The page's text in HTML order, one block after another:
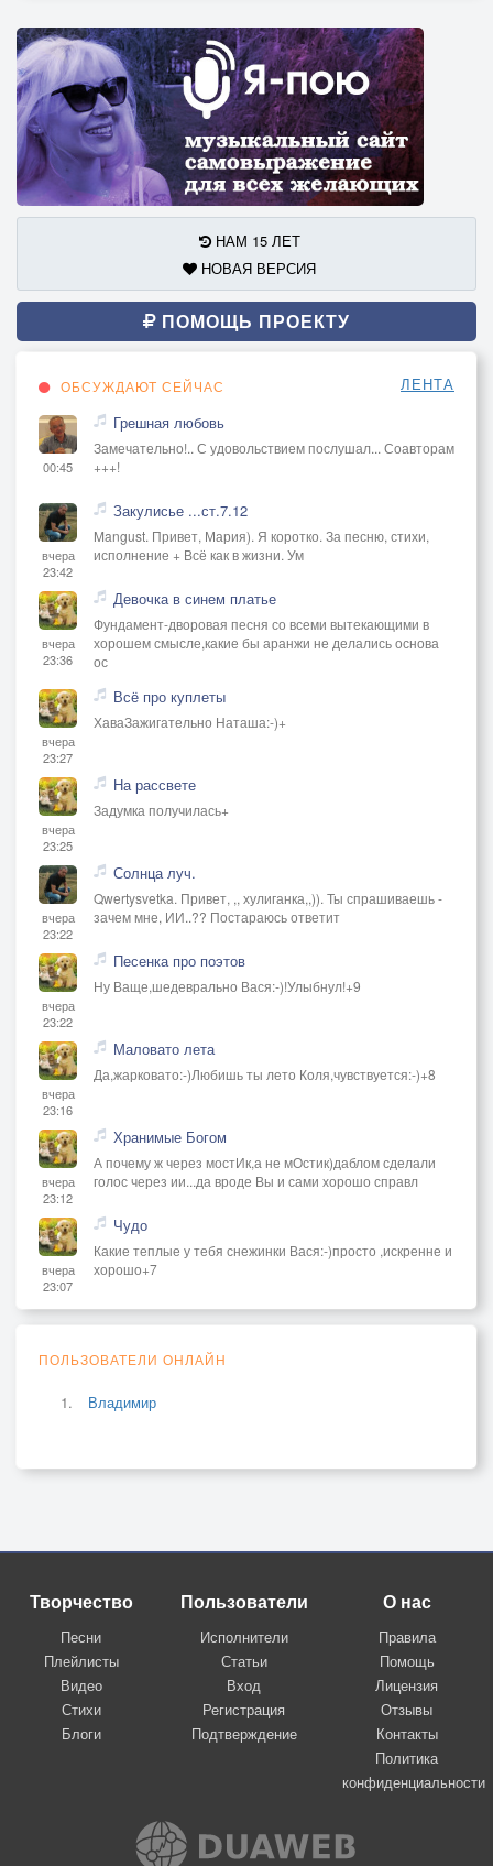
НАМ 15 ЛЕТ
НОВАЯ ВЕРСИЯ
ПОМОЩЬ ПРОЕКТУ
ОБСУЖДАЮТ СЕЙЧАС ЛЕНТА
00:45
Грешная любовь
Замечательно!.. С удовольствием послушал... Соавторам
+++!
вчера
23:42
Закулисье ...ст.7.12
Mangust. Привет, Мария). Я коротко. За песню, стихи,
исполнение + Всё как в жизни. Ум
вчера
23:36
Девочка в синем платье
Фундамент-дворовая песня со всеми вытекающими в
хорошем смысле,какие бы аранжи не делались основа
ос
вчера
23:27
Всё про куплеты
ХаваЗажигательно Наташа:-)+
вчера
23:25
На рассвете
Задумка получилась+
вчера
23:22
Солнца луч.
Qwertysvetka. Привет, ,, хулиганка,,)). Ты спрашиваешь -
зачем мне, ИИ..?? Постараюсь ответит
вчера
23:22
Песенка про поэтов
Ну Ваще,шедеврально Вася:-)!Улыбнул!+9
вчера
23:16
Маловато лета
Да,жарковато:-)Любишь ты лето Коля,чувствуется:-)+8
вчера
23:12
Хранимые Богом
А почему ж через мостИк,а не мОстик)даблом сделали
голос через ии...да вроде Вы и сами хорошо справл
вчера
23:07
Чудо
Какие теплые у тебя снежинки Вася:-)просто ,искренне и
хорошо+7
ПОЛЬЗОВАТЕЛИ ОНЛАЙН
Владимир
Творчество
Песни
Плейлисты
Видео
Стихи
Блоги
Пользователи
Исполнители
Статьи
Вход
Регистрация
Подтверждение
О нас
Правила
Помощь
Лицензия
Отзывы
Контакты
Политика
конфиденциальности